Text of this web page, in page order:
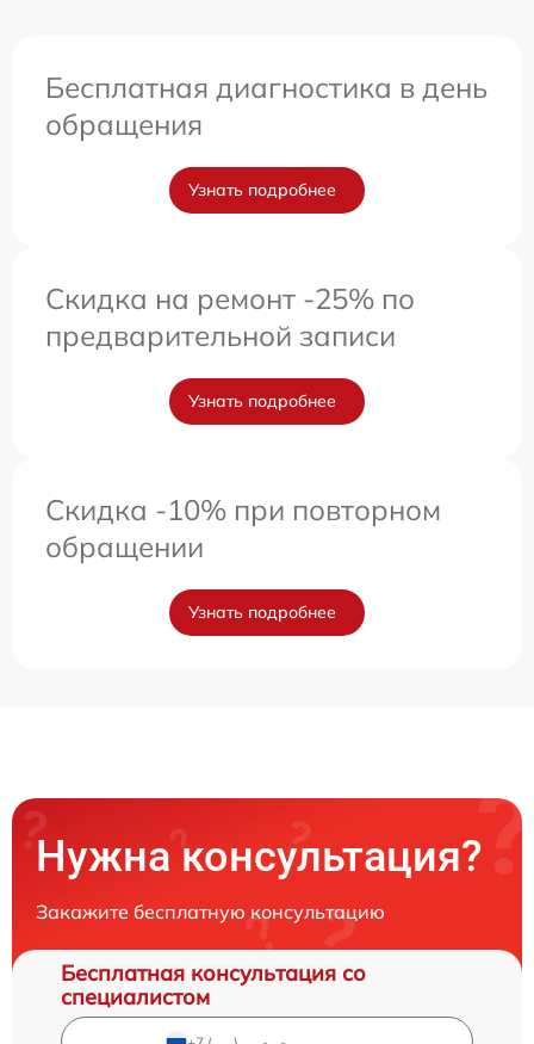
Бесплатная диагностика в день
обращения
Узнать подробнее
Скидка на ремонт -25% по
предварительной записи
Узнать подробнее
Скидка -10% при повторном
обращении
Узнать подробнее
Нужна консультация?
Закажите бесплатную консультацию
Бесплатная консультация со
специалистом